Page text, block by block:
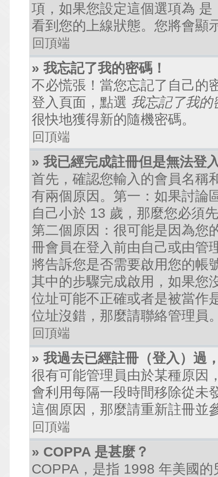
項，如果您設定這個選項為 是
看到您的上線狀態。您將會顯
回頂端
» 我忘記了我的密碼！
不必慌張！當您忘記了自己的
登入頁面，點選 我忘記了我的
很快地獲得新的隨機密碼。
回頂端
» 我已經完成註冊但是無法登
首先，確認您輸入的會員名稱
有兩個原因。第一：如果討論
自己小於 13 歲，那麼您必須
第二個原因：很可能是因為您
冊會員在登入前由自己或由管
將告訴您是否需要啟用您的帳
其中的步驟完成啟用，如果您
位址可能不正確或者是被當作
位址沒錯，那麼請聯絡管理員
回頂端
» 我過去已經註冊（登入）過
很有可能管理員由於某種原因
會利用每隔一段時間移除從未
這個原因，那麼請重新註冊並
回頂端
» COPPA 是甚麼？
COPPA，是指 1998 年美國